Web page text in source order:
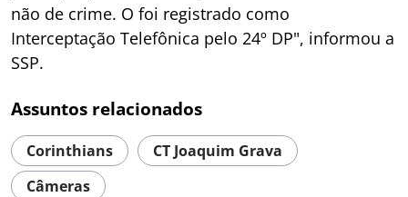
não de crime. O foi registrado como
Interceptação Telefônica pelo 24º DP", informou a
SSP.
Assuntos relacionados
Corinthians
CT Joaquim Grava
Câmeras